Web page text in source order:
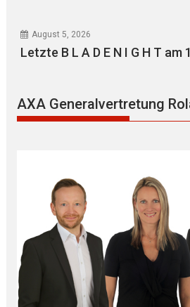
August 5, 2026
Letzte B L A D E N I G H T am
AXA Generalvertretung